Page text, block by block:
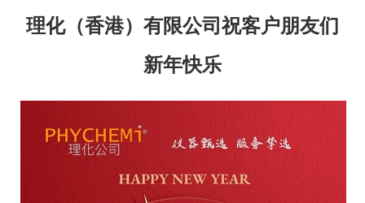
理化（香港）有限公司祝客户朋友们
新年快乐